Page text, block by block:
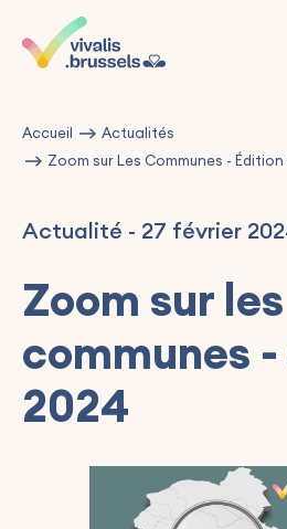
Accueil
Actualités
Zoom sur Les Communes -
Actualité - 27 février
Zoom sur les
communes
2024